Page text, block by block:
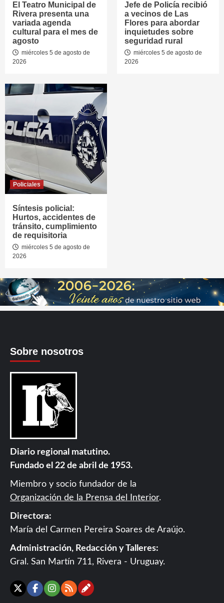
El Teatro Municipal de
Rivera presenta una
variada agenda
cultural para el mes de
agosto
miércoles 5 de agosto de
2026
Jefe de Policía recibió
a vecinos de Las
Flores para abordar
inquietudes sobre
seguridad rural
miércoles 5 de agosto de
2026
Policiales
Síntesis policial:
Hurtos, accidentes de
tránsito, cumplimiento
de requisitoria
miércoles 5 de agosto de
2026
Sobre nosotros
Diario regional matutino.
Fundado el 22 de abril de 1953.
Miembro y socio fundador de la
Organización de la Prensa del Interior.
Directora:
María del Carmen Pereira Soares de Araújo.
Administración, Redacción y Talleres:
Gral. San Martín 711, Rivera - Uruguay.
X Facebook
Instagram
RSSContáctanos